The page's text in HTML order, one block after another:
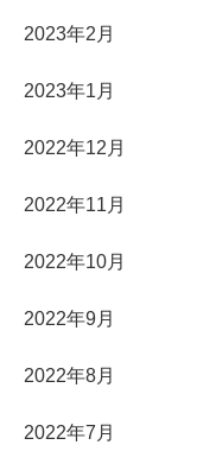
2023年2月
2023年1月
2022年12月
2022年11月
2022年10月
2022年9月
2022年8月
2022年7月